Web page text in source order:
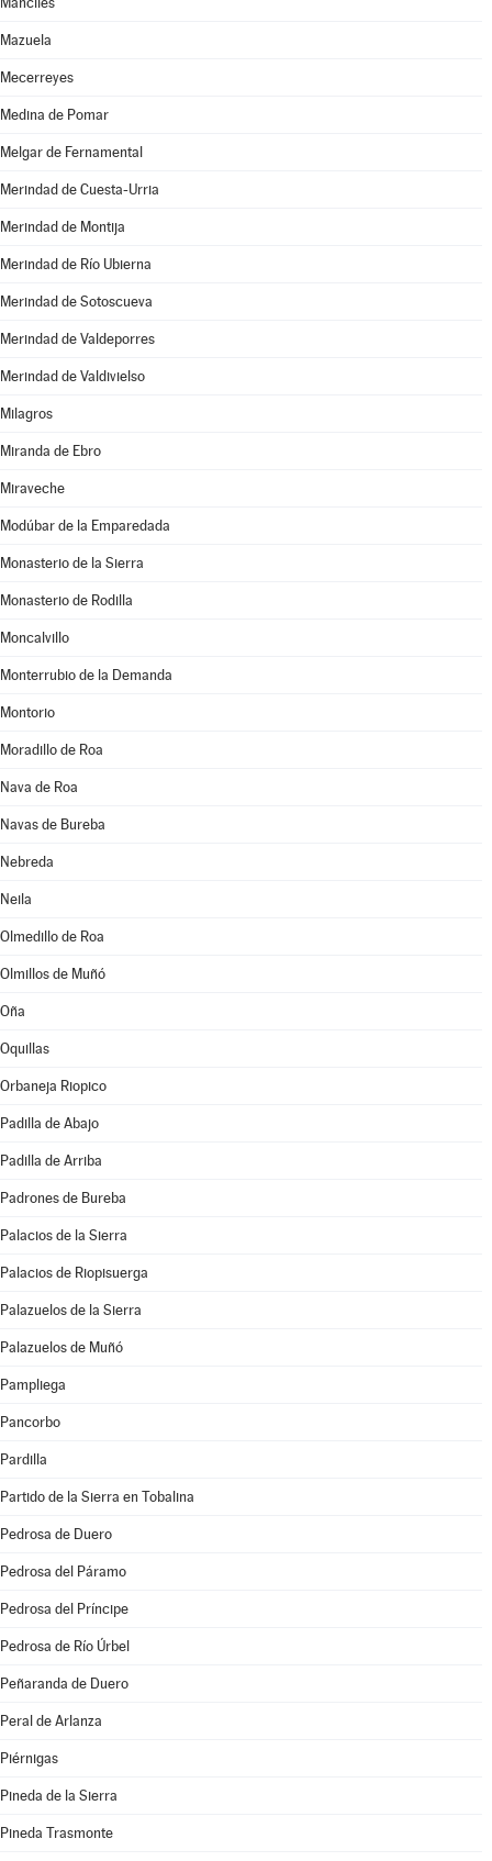
Mazuela
Mecerreyes
Medina de Pomar
Melgar de Fernamental
Merindad de Cuesta-Urria
Merindad de Montija
Merindad de Río Ubierna
Merindad de Sotoscueva
Merindad de Valdeporres
Merindad de Valdivielso
Milagros
Miranda de Ebro
Miraveche
Modúbar de la Emparedada
Monasterio de la Sierra
Monasterio de Rodilla
Moncalvillo
Monterrubio de la Demanda
Montorio
Moradillo de Roa
Nava de Roa
Navas de Bureba
Nebreda
Neila
Olmedillo de Roa
Olmillos de Muñó
Oña
Oquillas
Orbaneja Riopico
Padilla de Abajo
Padilla de Arriba
Padrones de Bureba
Palacios de la Sierra
Palacios de Riopisuerga
Palazuelos de la Sierra
Palazuelos de Muñó
Pampliega
Pancorbo
Pardilla
Partido de la Sierra en Tobalina
Pedrosa de Duero
Pedrosa del Páramo
Pedrosa del Príncipe
Pedrosa de Río Úrbel
Peñaranda de Duero
Peral de Arlanza
Piérnigas
Pineda de la Sierra
Pineda Trasmonte